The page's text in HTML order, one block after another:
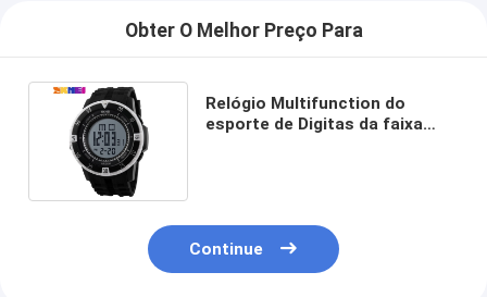
Obter O Melhor Preço Para
Relógio Multifunction do
esporte de Digitas da faixa
Continue